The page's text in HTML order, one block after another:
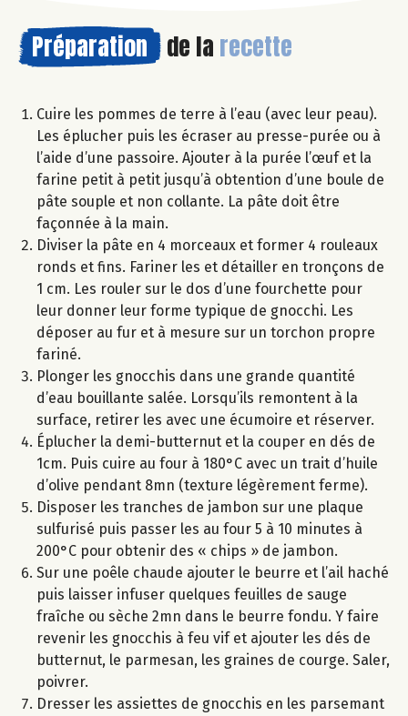
Préparation de la recette
Cuire les pommes de terre à l’eau (avec leur peau).
Les éplucher puis les écraser au presse-purée ou à
l’aide d’une passoire. Ajouter à la purée l’œuf et la
farine petit à petit jusqu’à obtention d’une boule de
pâte souple et non collante. La pâte doit être
façonnée à la main.
Diviser la pâte en 4 morceaux et former 4 rouleaux
ronds et fins. Fariner les et détailler en tronçons de
1 cm. Les rouler sur le dos d’une fourchette pour
leur donner leur forme typique de gnocchi. Les
déposer au fur et à mesure sur un torchon propre
fariné.
Plonger les gnocchis dans une grande quantité
d’eau bouillante salée. Lorsqu’ils remontent à la
surface, retirer les avec une écumoire et réserver.
Éplucher la demi-butternut et la couper en dés de
1cm. Puis cuire au four à 180°C avec un trait d’huile
d’olive pendant 8mn (texture légèrement ferme).
Disposer les tranches de jambon sur une plaque
sulfurisé puis passer les au four 5 à 10 minutes à
200°C pour obtenir des « chips » de jambon.
Sur une poêle chaude ajouter le beurre et l’ail haché
puis laisser infuser quelques feuilles de sauge
fraîche ou sèche 2mn dans le beurre fondu. Y faire
revenir les gnocchis à feu vif et ajouter les dés de
butternut, le parmesan, les graines de courge. Saler,
poivrer.
Dresser les assiettes de gnocchis en les parsemant